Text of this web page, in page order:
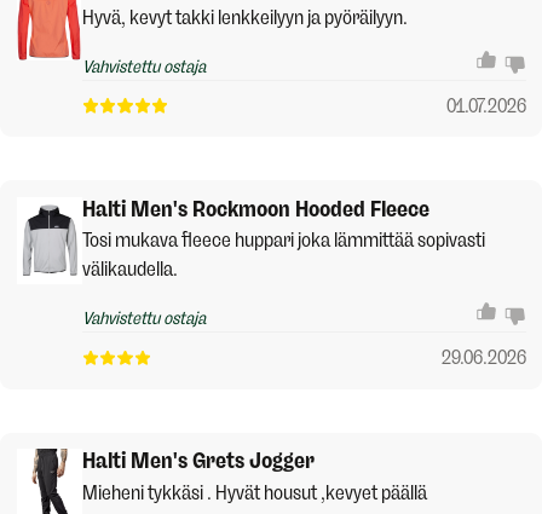
Hyvä, kevyt takki lenkkeilyyn ja pyöräilyyn.
Vahvistettu ostaja
01.07.2026
Halti Men's Rockmoon Hooded Fleece
Tosi mukava fleece huppari joka lämmittää sopivasti
välikaudella.
Vahvistettu ostaja
29.06.2026
Halti Men's Grets Jogger
Mieheni tykkäsi . Hyvät housut ,kevyet päällä